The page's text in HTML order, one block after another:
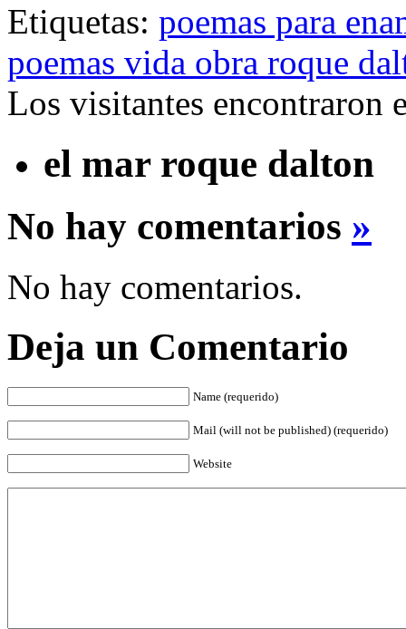
Etiquetas: poemas para
poemas vida obra roque
Los visitantes encontraron
el mar roque dalton
No hay comentarios »
No hay comentarios.
Deja un Comentario
Name (requerido)
Mail (will not be published) (requerido)
Website